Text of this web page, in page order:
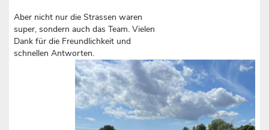
Aber nicht nur die Strassen waren
super, sondern auch das Team. Vielen
Dank für die Freundlichkeit und
schnellen Antworten.